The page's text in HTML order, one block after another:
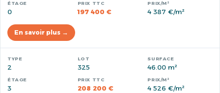
0 197 400 € 4 387 €/m²
En savoir plus →
2 325 46.00 m²
3 208 200 € 4 526 €/m²